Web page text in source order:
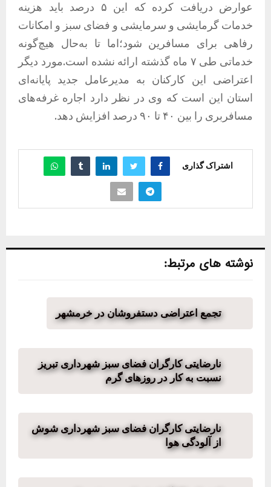
عوارض دریافت کرده که این ۵ درصد باید هزینه
خدمات گرمایشی و سرمایشی و فضای سبز و امکانات
رفاهی برای مسافرین شود؛اما تا به‌حال هیچ‌گونه
خدماتی طی ۷ ماه گذشته ارائه نشده است.مورد دیگر
اعتراضی این کارکنان به مدیرعامل جدید پایانه‌ای
استان این است که وی در نظر دارد اجاره غرفه‌های
مسافربری را بین ۴۰ تا ۹۰ درصد افزایش دهد.
اشتراک گذاری
نوشته های مرتبط:
تجمع اعتراضی دستفروشان در خرمشهر
نارضایتی کارگران فضای سبز شهرداری تبریز
نسبت به کار در روزهای گرم
نارضایتی کارگران فضای سبز شهرداری شوش
از آلودگی هوا